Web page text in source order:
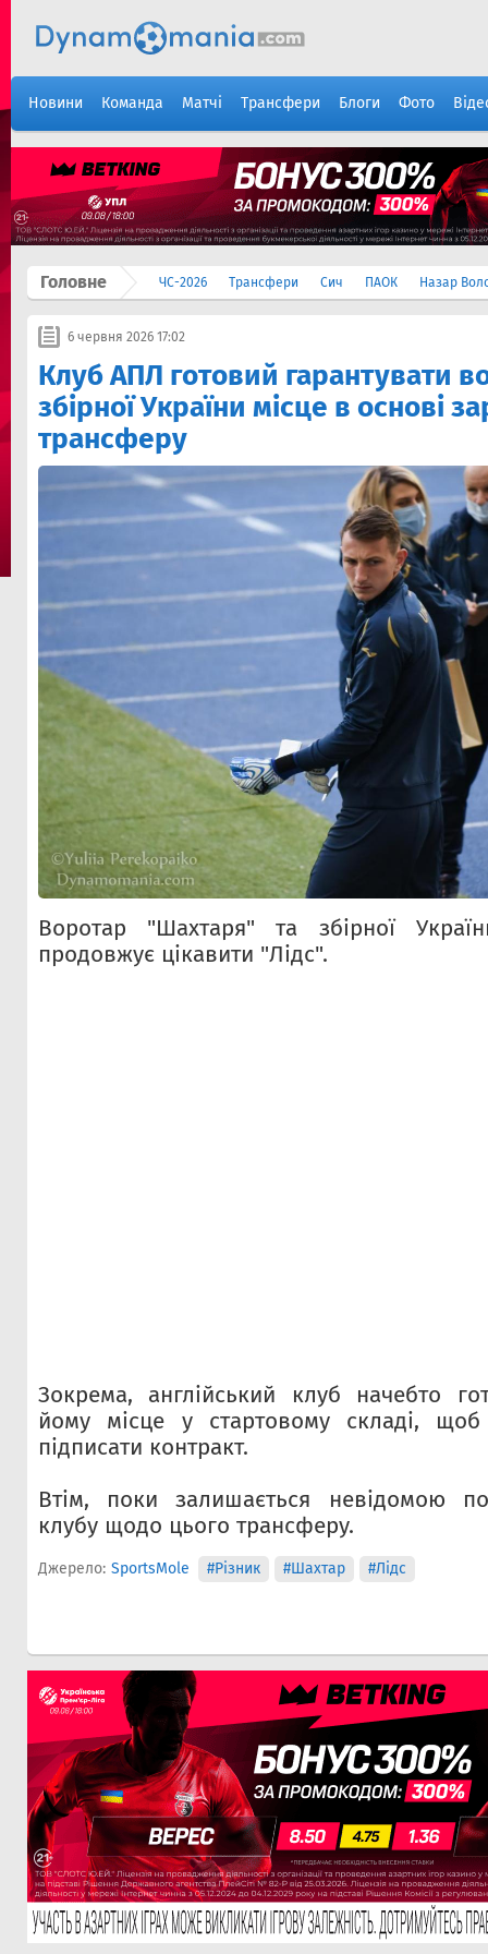
Новини Команда Матчі Трансфери Блоги Фото
Головне ЧС-2026 Трансфери Сич ПАОК Назар
6 червня 2026 17:02
Клуб АПЛ готовий гарантувати
збірної України місце в основі
трансферу
Воротар "Шахтаря" та збірної
продовжує цікавити "Лідс".
Зокрема, англійський клуб начебто
йому місце у стартовому складі,
підписати контракт.
Втім, поки залишається невідомою
клубу щодо цього трансферу.
Джерело: SportsMole #Різник #Шахтар #Лідс